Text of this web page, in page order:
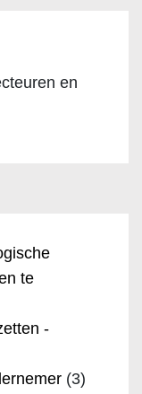
en
te
-
(3)